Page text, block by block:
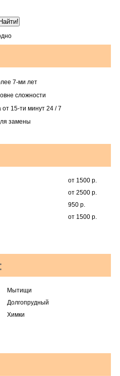
7-ми лет
сложности
15-ти минут 24 / 7
замены
от 1500 р.
от 2500 р.
950 р.
от 1500 р.
Мытищи
Долгопрудный
Химки